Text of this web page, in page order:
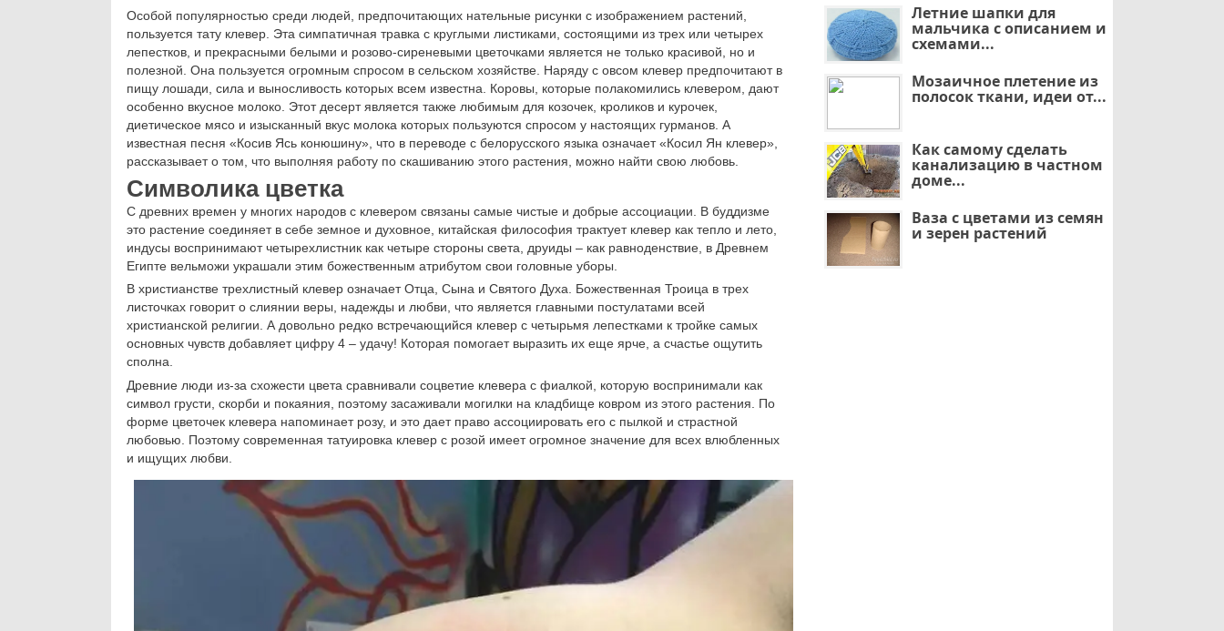
Особой популярностью среди людей, предпочитающих нательные рисунки с изображением растений,
пользуется тату клевер. Эта симпатичная травка с круглыми листиками, состоящими из трех или четырех
лепестков, и прекрасными белыми и розово-сиреневыми цветочками является не только красивой, но и
полезной. Она пользуется огромным спросом в сельском хозяйстве. Наряду с овсом клевер предпочитают в
пищу лошади, сила и выносливость которых всем известна. Коровы, которые полакомились клевером, дают
особенно вкусное молоко. Этот десерт является также любимым для козочек, кроликов и курочек,
диетическое мясо и изысканный вкус молока которых пользуются спросом у настоящих гурманов. А
известная песня «Косив Ясь конюшину», что в переводе с белорусского языка означает «Косил Ян клевер»,
рассказывает о том, что выполняя работу по скашиванию этого растения, можно найти свою любовь.
Символика цветка
С древних времен у многих народов с клевером связаны самые чистые и добрые ассоциации. В буддизме
это растение соединяет в себе земное и духовное, китайская философия трактует клевер как тепло и лето,
индусы воспринимают четырехлистник как четыре стороны света, друиды – как равноденствие, в Древнем
Египте вельможи украшали этим божественным атрибутом свои головные уборы.
В христианстве трехлистный клевер означает Отца, Сына и Святого Духа. Божественная Троица в трех
листочках говорит о слиянии веры, надежды и любви, что является главными постулатами всей
христианской религии. А довольно редко встречающийся клевер с четырьмя лепестками к тройке самых
основных чувств добавляет цифру 4 – удачу! Которая помогает выразить их еще ярче, а счастье ощутить
сполна.
Древние люди из-за схожести цвета сравнивали соцветие клевера с фиалкой, которую воспринимали как
символ грусти, скорби и покаяния, поэтому засаживали могилки на кладбище ковром из этого растения. По
форме цветочек клевера напоминает розу, и это дает право ассоциировать его с пылкой и страстной
любовью. Поэтому современная татуировка клевер с розой имеет огромное значение для всех влюбленных
и ищущих любви.
Летние шапки для
мальчика с описанием и
схемами...
Мозаичное плетение из
полосок ткани, идеи от...
Как самому сделать
канализацию в частном
доме...
Ваза с цветами из семян
и зерен растений